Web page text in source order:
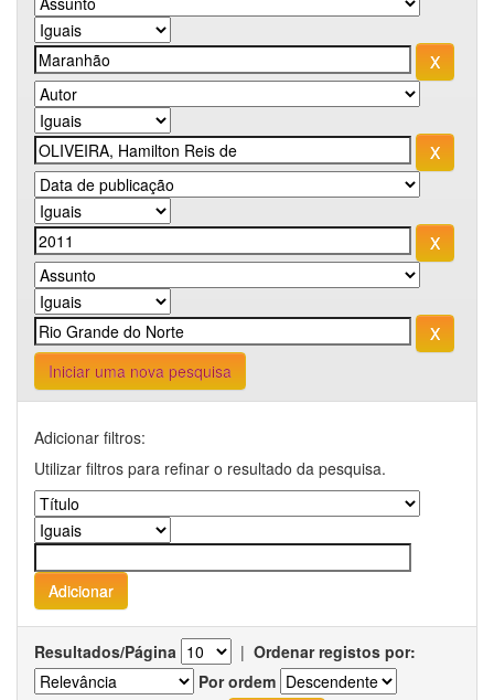
Iniciar uma nova pesquisa
Adicionar filtros:
Utilizar filtros para refinar o resultado da pesquisa.
Resultados/Página | Ordenar registos por:
Por ordem